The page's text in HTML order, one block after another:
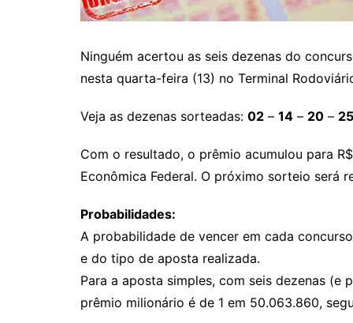
Jataí
Nova Crixás
Nova Glória
Nova Iguaçu de Goiás
Rianápolis
Rio Verde
Rubiataba
Ninguém acertou as seis dezenas do
nesta quarta-feira (13) no Terminal
Veja as dezenas sorteadas: 02 – 14 – 20 – 25
Com o resultado, o prêmio acumulou para
Econômica Federal. O próximo sorteio será
Probabilidades:
A probabilidade de vencer em cada
e do tipo de aposta realizada.
Para a aposta simples, com seis dezenas
prêmio milionário é de 1 em 50.063.860,